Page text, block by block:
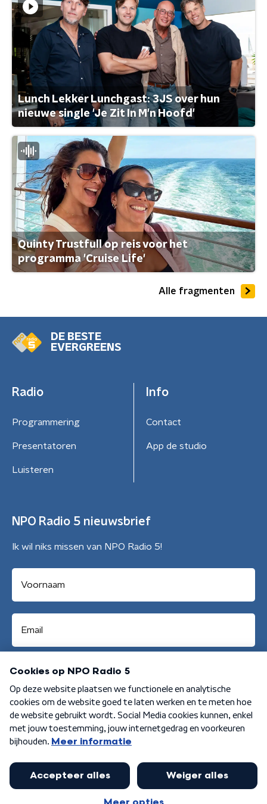
Lunch Lekker Lunchgast: 3JS over hun
nieuwe single 'Je Zit In M'n Hoofd'
Quinty Trustfull op reis voor het
programma 'Cruise Life'
Alle fragmenten
DE BESTE
EVERGREENS
Radio
Programmering
Presentatoren
Luisteren
Info
Contact
App de studio
NPO Radio 5 nieuwsbrief
Ik wil niks missen van NPO Radio 5!
Aanmelden
Algemene voorwaarden